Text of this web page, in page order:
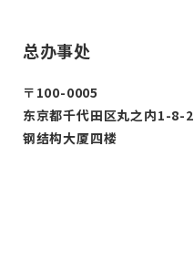
总办事处
〒100-0005
东京都千代田区丸之内1-8-2
钢结构大厦四楼